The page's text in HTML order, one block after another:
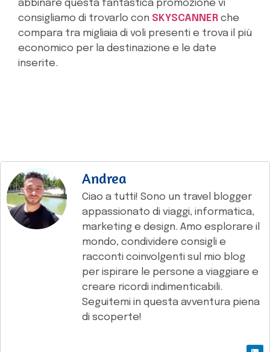
abbinare questa fantastica promozione vi
consigliamo di trovarlo con SKYSCANNER che
compara tra migliaia di voli presenti e trova il più
economico per la destinazione e le date
inserite.
Andrea
Ciao a tutti! Sono un travel blogger
appassionato di viaggi, informatica,
marketing e design. Amo esplorare il
mondo, condividere consigli e
racconti coinvolgenti sul mio blog
per ispirare le persone a viaggiare e
creare ricordi indimenticabili.
Seguitemi in questa avventura piena
di scoperte!